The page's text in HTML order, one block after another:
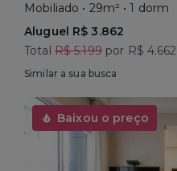
Mobiliado • 29m² • 1 dorm
Aluguel R$ 3.862
Total R$ 5.199por R$ 4.662
Similar a sua busca
Baixou o preço